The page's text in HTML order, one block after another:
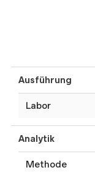
Ausführung
Labor
Analytik
Methode